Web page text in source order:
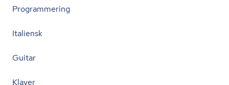
Programmering
Italiensk
Guitar
Klaver